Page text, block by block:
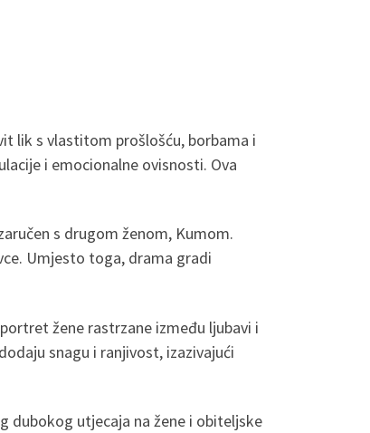
lik s vlastitom prošlošću, borbama i
i emocionalne ovisnosti. Ova
s drugom ženom, Kumom.
Umjesto toga, drama gradi
žene rastrzane između ljubavi i
snagu i ranjivost, izazivajući
dubokog utjecaja na žene i obiteljske